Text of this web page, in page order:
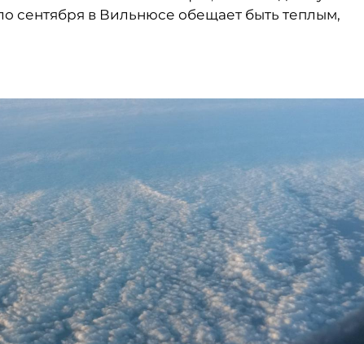
сентября в Вильнюсе обещает быть теплым,